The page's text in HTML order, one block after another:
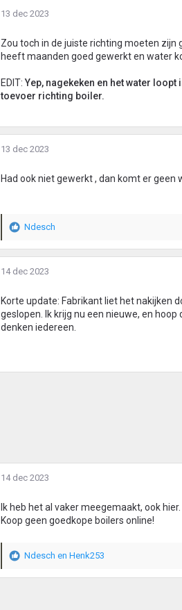
13 dec 2023
Zou toch in de juiste richting moeten zijn
heeft maanden goed gewerkt en water
EDIT:Yep, nagekeken en het water
toevoer richting boiler.
13 dec 2023
Had ook niet gewerkt , dan komt er geen
W
a
r
r
i
n
n
Ndesch
14 dec 2023
Korte update: Fabrikant liet het nakijken
geslopen. Ik krijg nu een nieuwe, en
denken iedereen.
14 dec 2023
Ik heb het al vaker meegemaakt, ook hier.
Koop geen goedkope boilers online!
W
Ndesch en Henk253